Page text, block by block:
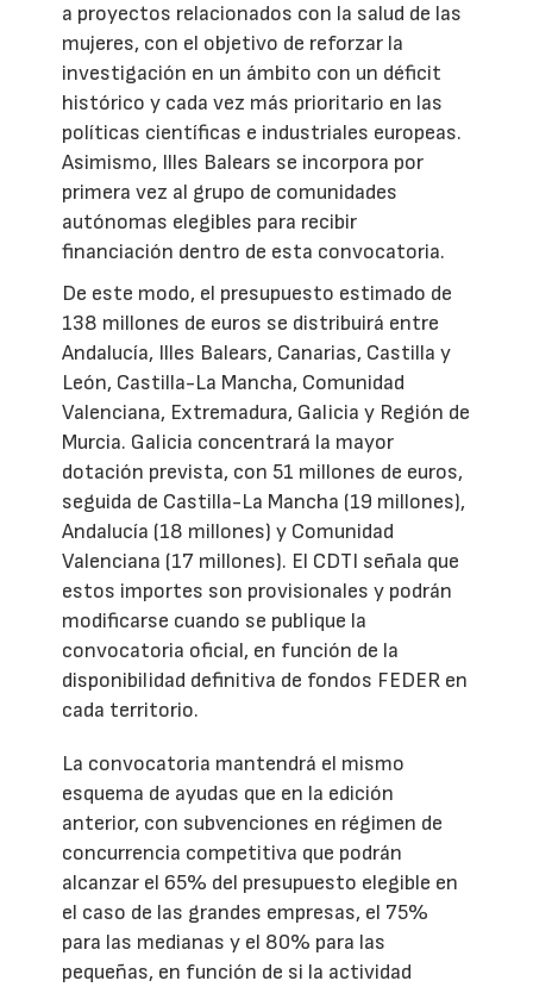
a proyectos relacionados con la salud de las
mujeres, con el objetivo de reforzar la
investigación en un ámbito con un déficit
histórico y cada vez más prioritario en las
políticas científicas e industriales europeas.
Asimismo, Illes Balears se incorpora por
primera vez al grupo de comunidades
autónomas elegibles para recibir
financiación dentro de esta convocatoria.
De este modo, el presupuesto estimado de
138 millones de euros se distribuirá entre
Andalucía, Illes Balears, Canarias, Castilla y
León, Castilla-La Mancha, Comunidad
Valenciana, Extremadura, Galicia y Región de
Murcia. Galicia concentrará la mayor
dotación prevista, con 51 millones de euros,
seguida de Castilla-La Mancha (19 millones),
Andalucía (18 millones) y Comunidad
Valenciana (17 millones). El CDTI señala que
estos importes son provisionales y podrán
modificarse cuando se publique la
convocatoria oficial, en función de la
disponibilidad definitiva de fondos FEDER en
cada territorio.
La convocatoria mantendrá el mismo
esquema de ayudas que en la edición
anterior, con subvenciones en régimen de
concurrencia competitiva que podrán
alcanzar el 65% del presupuesto elegible en
el caso de las grandes empresas, el 75%
para las medianas y el 80% para las
pequeñas, en función de si la actividad